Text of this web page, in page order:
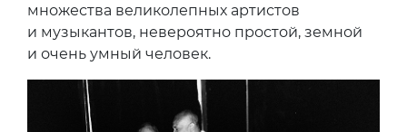
множества великолепных артистов
и музыкантов, невероятно простой, земной
и очень умный человек.